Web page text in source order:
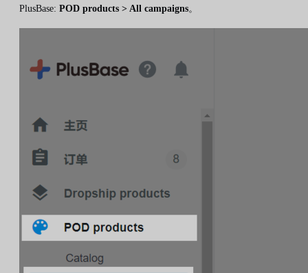
PlusBase: POD products > All campaigns。